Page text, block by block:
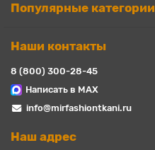
Популярные категории
Наши контакты
8 (800) 300-28-45
Написать в MAX
info@mirfashiontkani.ru
Наш адрес